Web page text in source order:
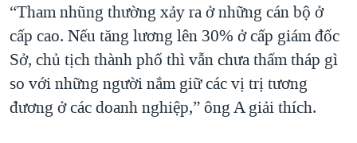
“Tham nhũng thường xảy ra ở những cán bộ ở
cấp cao. Nếu tăng lương lên 30% ở cấp giám đốc
Sở, chủ tịch thành phố thì vẫn chưa thấm tháp gì
so với những người nắm giữ các vị trị tương
đương ở các doanh nghiệp,” ông A giải thích.